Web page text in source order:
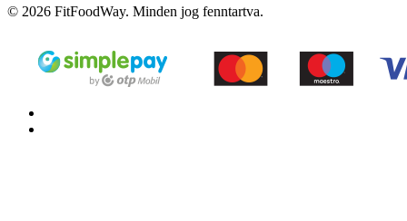
© 2026 FitFoodWay. Minden jog fenntartva.